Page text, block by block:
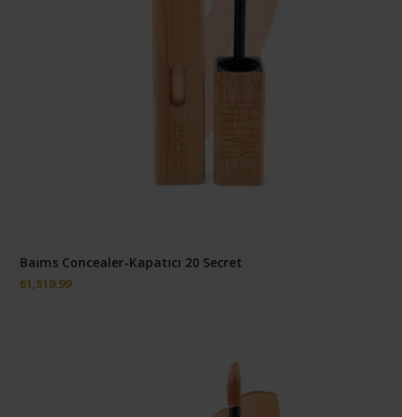
Baims Concealer-Kapatıcı 20 Secret
₺1,519.99